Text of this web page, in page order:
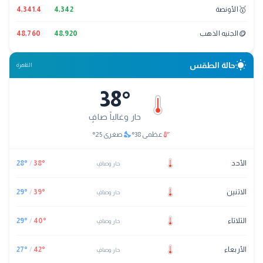
🥇 الأونصة 4,342
4,341.4
🪙 الجنيه الذهب 48,920
48,760
wb_sunnyحالة الطقس القاهرة
38°
حار وغالباً صافٍ
thermostatعظمى 38
°
nights_stay صغرى25
°
الأحد حار وصافٍ 38°
/
28°
الاثنين حار وصافٍ 39°
/
29°
الثلاثاء حار وصافٍ 40°
/
29°
الأربعاء حار وصافٍ 42°
/
27°